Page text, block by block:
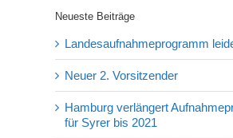
Neueste Beiträge
Landesaufnahmeprogramm
Neuer 2. Vorsitzender
Hamburg verlängert
für Syrer bis 2021